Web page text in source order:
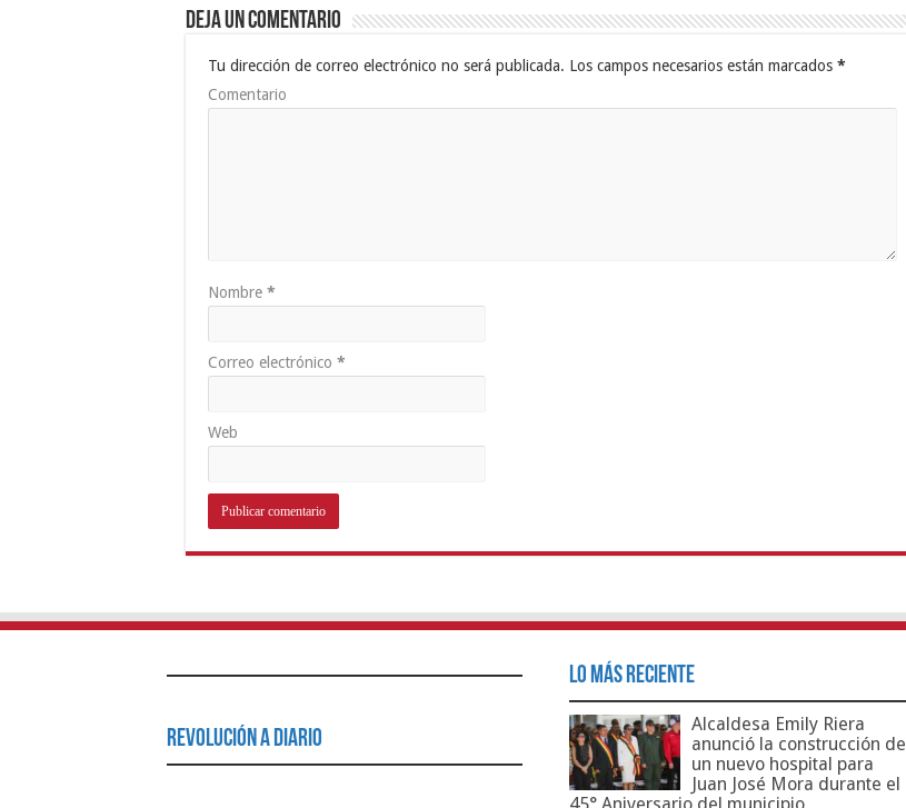
Deja un comentario
Tu dirección de correo electrónico no será publicada. Los campos necesarios están marcados *
Comentario
Nombre *
Correo electrónico *
Web
Revolución a Diario
Lo Más Reciente
Alcaldesa Emily Riera
anunció la construcción de
un nuevo hospital para
Juan José Mora durante el
45° Aniversario del municipio